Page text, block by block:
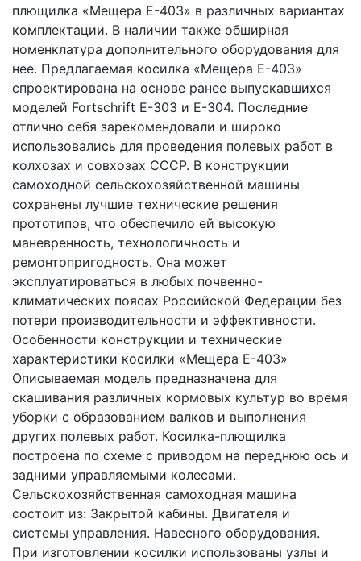
плющилка «Мещера Е-403» в различных вариантах
комплектации. В наличии также обширная
номенклатура дополнительного оборудования для
нее. Предлагаемая косилка «Мещера Е-403»
спроектирована на основе ранее выпускавшихся
моделей Fortschrift Е-303 и Е-304. Последние
отлично себя зарекомендовали и широко
использовались для проведения полевых работ в
колхозах и совхозах СССР. В конструкции
самоходной сельскохозяйственной машины
сохранены лучшие технические решения
прототипов, что обеспечило ей высокую
маневренность, технологичность и
ремонтопригодность. Она может
эксплуатироваться в любых почвенно-
климатических поясах Российской Федерации без
потери производительности и эффективности.
Особенности конструкции и технические
характеристики косилки «Мещера Е-403»
Описываемая модель предназначена для
скашивания различных кормовых культур во время
уборки с образованием валков и выполнения
других полевых работ. Косилка-плющилка
построена по схеме с приводом на переднюю ось и
задними управляемыми колесами.
Сельскохозяйственная самоходная машина
состоит из: Закрытой кабины. Двигателя и
системы управления. Навесного оборудования.
При изготовлении косилки использованы узлы и